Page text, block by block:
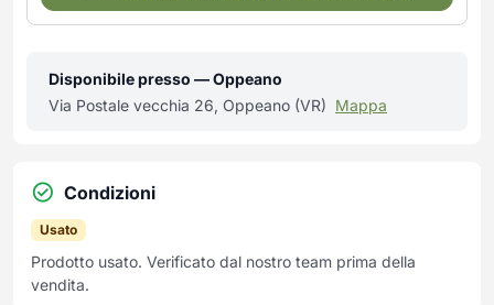
Disponibile presso — Oppeano
Via Postale vecchia 26, Oppeano (VR) Mappa
Condizioni
Usato
Prodotto usato. Verificato dal nostro team prima della
vendita.